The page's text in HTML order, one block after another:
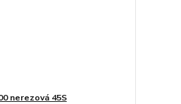
nerezová 45S